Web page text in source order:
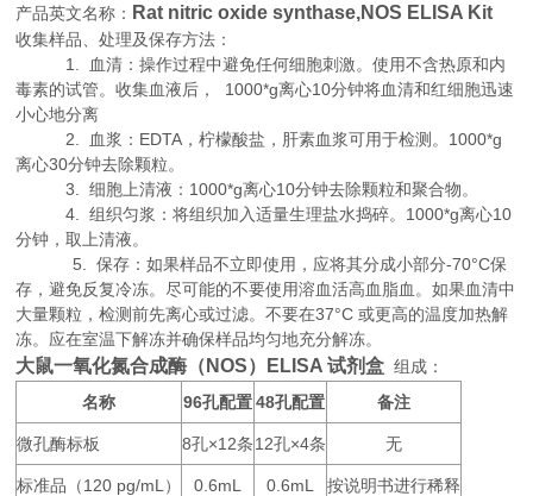
产品英文名称： Rat nitric oxide synthase,NOS ELISA Kit
收集样品、处理及保存方法：
1. 血清：操作过程中避免任何细胞刺激。使用不含热原和内
毒素的试管。收集血液后， 1000*g离心10分钟将血清和红细胞迅速
小心地分离
2. 血浆：EDTA，柠檬酸盐，肝素血浆可用于检测。1000*g
离心30分钟去除颗粒。
3. 细胞上清液：1000*g离心10分钟去除颗粒和聚合物。
4. 组织匀浆：将组织加入适量生理盐水捣碎。1000*g离心10
分钟，取上清液。
5. 保存：如果样品不立即使用，应将其分成小部分-70°C保
存，避免反复冷冻。尽可能的不要使用溶血活高血脂血。如果血清中
大量颗粒，检测前先离心或过滤。不要在37°C 或更高的温度加热解
冻。应在室温下解冻并确保样品均匀地充分解冻。
大鼠一氧化氮合成酶（NOS）ELISA 试剂盒组成：
名称
96孔配置 48孔配置 备注
微孔酶标板 8孔×12条 12孔×4条 无
标准品（120 pg/mL ） 0.6mL 0.6mL 按说明书进行稀释